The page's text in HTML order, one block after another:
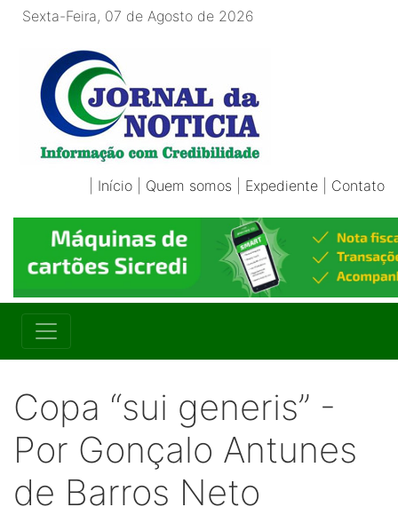
Sexta-Feira, 07 de Agosto de 2026
Início Quem somos Expediente Contato
Copa “sui generis” -
Por Gonçalo Antunes
de Barros Neto